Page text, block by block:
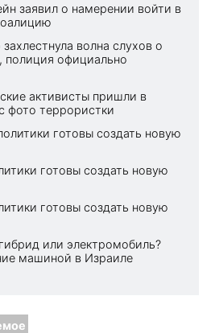
заявил о намерении войти в
волна слухов о
полиция официально
активисты пришли в
фото террористки
готовы создать новую
готовы создать новую
готовы создать новую
или электромобиль?
машиной в Израиле